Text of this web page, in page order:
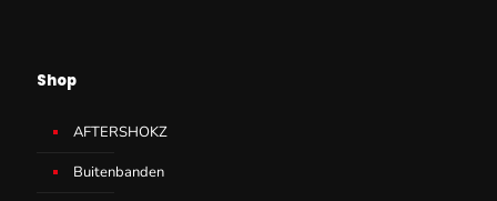
Shop
AFTERSHOKZ
Buitenbanden